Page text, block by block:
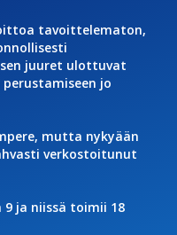
tavoittelematon,
juuret ulottuvat
perustamiseen jo
mutta nykyään
verkostoitunut
ja niissä toimii 18